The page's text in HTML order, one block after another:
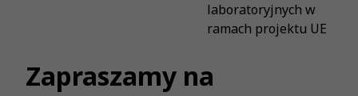
laboratoryjnych w
ramach projektu UE
Zapraszamy na